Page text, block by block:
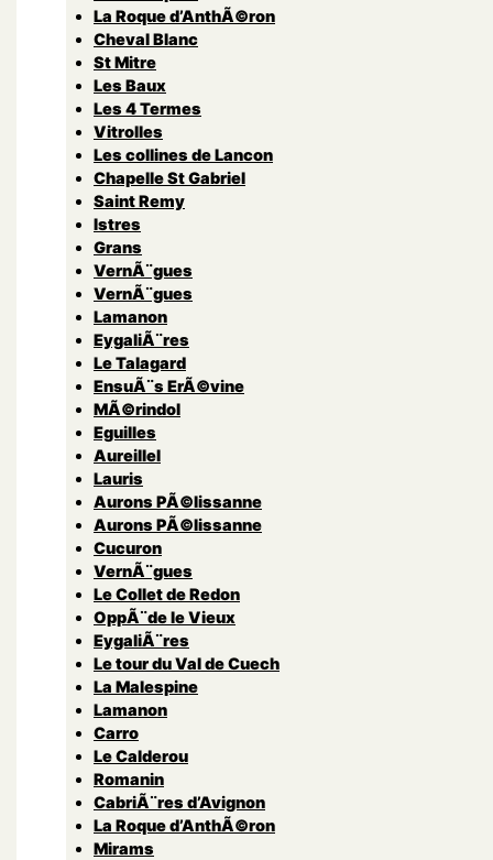
La Roque d’AnthÃ©ron
Cheval Blanc
St Mitre
Les Baux
Les 4 Termes
Vitrolles
Les collines de Lancon
Chapelle St Gabriel
Saint Remy
Istres
Grans
VernÃ¨gues
VernÃ¨gues
Lamanon
EygaliÃ¨res
Le Talagard
EnsuÃ¨s ErÃ©vine
MÃ©rindol
Eguilles
Aureillel
Lauris
Aurons PÃ©lissanne
Aurons PÃ©lissanne
Cucuron
VernÃ¨gues
Le Collet de Redon
OppÃ¨de le Vieux
EygaliÃ¨res
Le tour du Val de Cuech
La Malespine
Lamanon
Carro
Le Calderou
Romanin
CabriÃ¨res d’Avignon
La Roque d’AnthÃ©ron
Mirams